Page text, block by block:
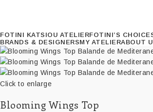
FOTINI KATSIOU ATELIERFOTINI’S
BRANDS & DESIGNERSMY ATELIERABOUT
Click to enlarge
Blooming Wings Top